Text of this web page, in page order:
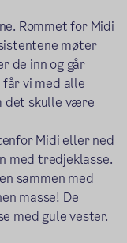
Rommet for Midi
møter
de inn og går
vi med alle
det skulle være
Midi eller ned
med tredjeklasse.
sammen med
masse! De
med gule vester.